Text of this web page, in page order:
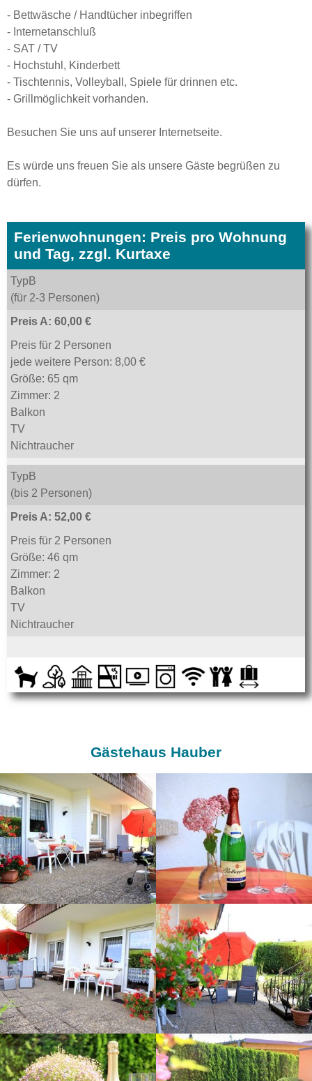
- Bettwäsche / Handtücher inbegriffen
- Internetanschluß
- SAT / TV
- Hochstuhl, Kinderbett
- Tischtennis, Volleyball, Spiele für drinnen etc.
- Grillmöglichkeit vorhanden.
Besuchen Sie uns auf unserer Internetseite.
Es würde uns freuen Sie als unsere Gäste begrüßen zu
dürfen.
Ferienwohnungen: Preis pro Wohnung
und Tag, zzgl. Kurtaxe
TypB
(für 2-3 Personen)
Preis A: 60,00 €
Preis für 2 Personen
jede weitere Person: 8,00 €
Größe: 65 qm
Zimmer: 2
Balkon
TV
Nichtraucher
TypB
(bis 2 Personen)
Preis A: 52,00 €
Preis für 2 Personen
Größe: 46 qm
Zimmer: 2
Balkon
TV
Nichtraucher
Gästehaus Hauber